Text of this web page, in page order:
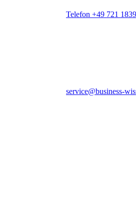
Telefon +49 721
service@business-